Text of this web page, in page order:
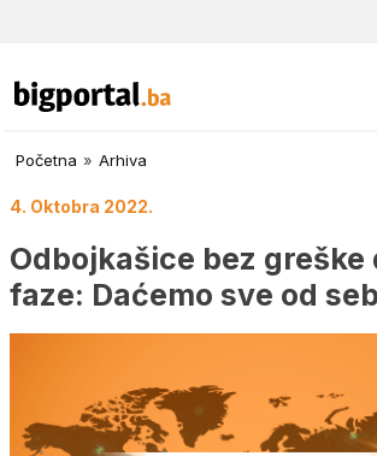
Početna » Arhiva
4. Oktobra 2022.
Odbojkašice bez greške
faze: Daćemo sve od